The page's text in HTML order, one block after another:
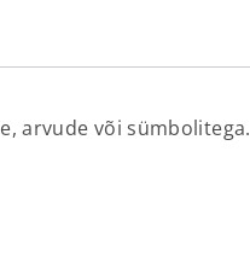
arvude või sümbolitega.